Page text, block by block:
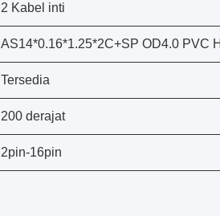
2 Kabel inti
AS14*0.16*1.25*2C+SP OD4.0 PVC
Tersedia
200 derajat
2pin-16pin